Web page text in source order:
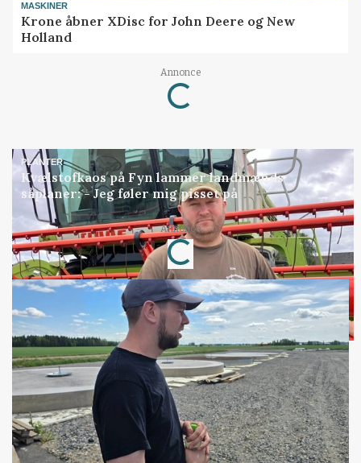
MASKINER
Krone åbner XDisc for John Deere og New
Holland
Annonce
Loading...
PLANTER
Kvælstofkaos på Fyn lammer landmænds
såplaner: - Jeg føler mig pisset på
Annonce
Loading...